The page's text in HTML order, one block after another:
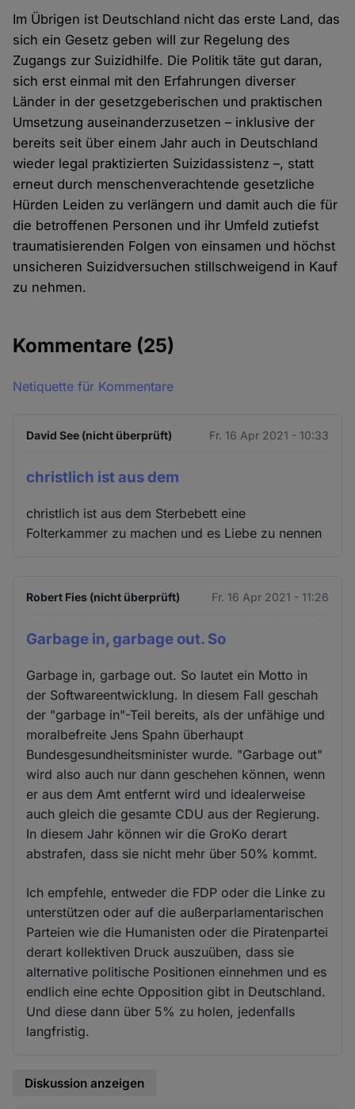
Im Übrigen ist Deutschland nicht das erste Land, das
sich ein Gesetz geben will zur Regelung des
Zugangs zur Suizidhilfe. Die Politik täte gut daran,
sich erst einmal mit den Erfahrungen diverser
Länder in der gesetzgeberischen und praktischen
Umsetzung auseinanderzusetzen – inklusive der
bereits seit über einem Jahr auch in Deutschland
wieder legal praktizierten Suizidassistenz –, statt
erneut durch menschenverachtende gesetzliche
Hürden Leiden zu verlängern und damit auch die für
die betroffenen Personen und ihr Umfeld zutiefst
traumatisierenden Folgen von einsamen und höchst
unsicheren Suizidversuchen stillschweigend in Kauf
zu nehmen.
Kommentare (25)
Netiquette für Kommentare
David See (nicht überprüft) Fr. 16 Apr 2021 - 10:33
christlich ist aus dem
christlich ist aus dem Sterbebett eine
Folterkammer zu machen und es Liebe zu nennen
Robert Fies (nicht überprüft) Fr. 16 Apr 2021 - 11:26
Garbage in, garbage out. So
Garbage in, garbage out. So lautet ein Motto in
der Softwareentwicklung. In diesem Fall geschah
der "garbage in"-Teil bereits, als der unfähige und
moralbefreite Jens Spahn überhaupt
Bundesgesundheitsminister wurde. "Garbage out"
wird also auch nur dann geschehen können, wenn
er aus dem Amt entfernt wird und idealerweise
auch gleich die gesamte CDU aus der Regierung.
In diesem Jahr können wir die GroKo derart
abstrafen, dass sie nicht mehr über 50% kommt.
Ich empfehle, entweder die FDP oder die Linke zu
unterstützen oder auf die außerparlamentarischen
Parteien wie die Humanisten oder die Piratenpartei
derart kollektiven Druck auszuüben, dass sie
alternative politische Positionen einnehmen und es
endlich eine echte Opposition gibt in Deutschland.
Und diese dann über 5% zu holen, jedenfalls
langfristig.
Diskussion anzeigen